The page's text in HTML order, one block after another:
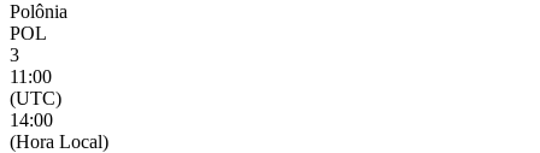
Polônia
POL
3
11:00
(UTC)
14:00
(Hora Local)